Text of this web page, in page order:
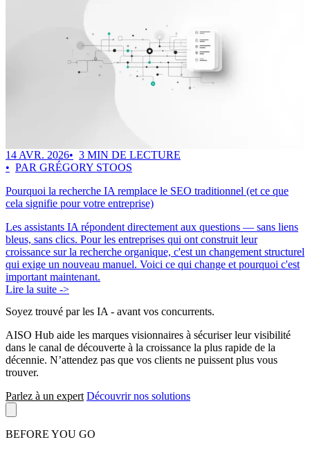
14 AVR. 2026
3 MIN DE LECTURE
PAR GRÉGORY STOOS
Pourquoi la recherche IA remplace le SEO traditionnel (et ce que
cela signifie pour votre entreprise)
Les assistants IA répondent directement aux questions — sans liens
bleus, sans clics. Pour les entreprises qui ont construit leur
croissance sur la recherche organique, c'est un changement structurel
qui exige un nouveau manuel. Voici ce qui change et pourquoi c'est
important maintenant.
Lire la suite ->
Soyez trouvé par les IA - avant vos concurrents.
AISO Hub aide les marques visionnaires à sécuriser leur visibilité
dans le canal de découverte à la croissance la plus rapide de la
décennie. N’attendez pas que vos clients ne puissent plus vous
trouver.
Parlez à un expert Découvrir nos solutions
BEFORE YOU GO